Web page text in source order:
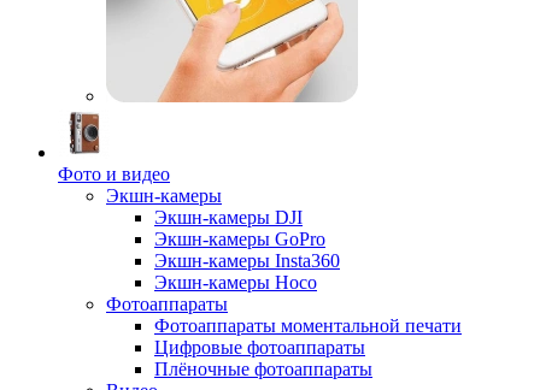
Фото и видео
Экшн-камеры
Экшн-камеры DJI
Экшн-камеры GoPro
Экшн-камеры Insta360
Экшн-камеры Hoco
Фотоаппараты
Фотоаппараты моментальной печати
Цифровые фотоаппараты
Плёночные фотоаппараты